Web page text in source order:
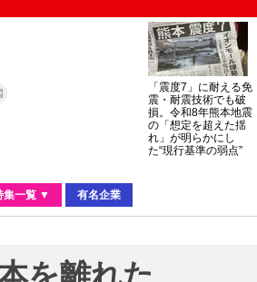
「震度7」に耐える免
震・耐震技術でも破
損。令和8年熊本地震
の「想定を超えた揺
れ」が明らかにし
た“現行基準の弱点”
集一覧 ▼ 有名企業
を離れた